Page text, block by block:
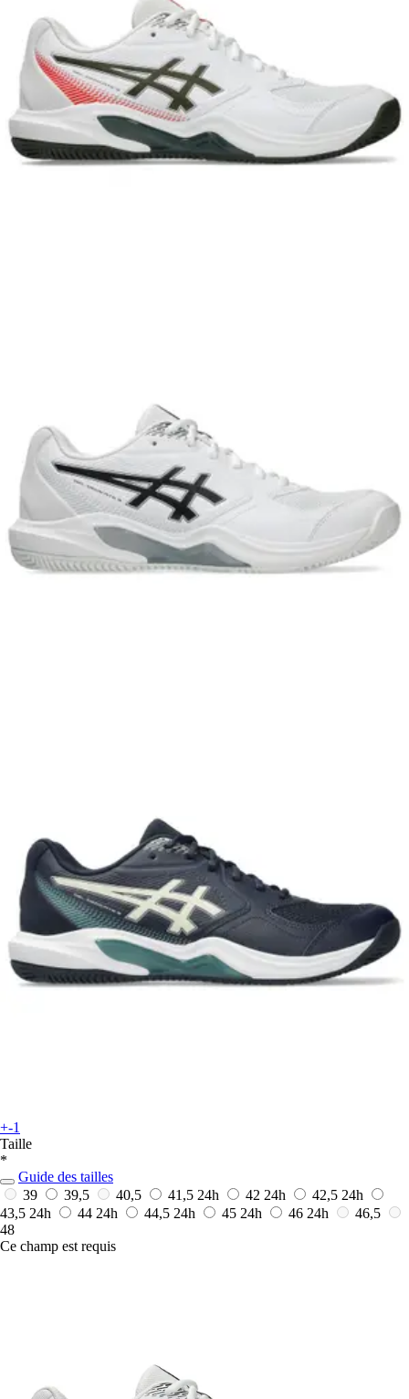
+-1
Taille
*
Guide des tailles
39
39,5 40,5 41,5 24h 42 24h 42,5 24h
43,5 24h 44 24h 44,5 24h 45 24h 46 24h
46,5
48
Ce champ est requis